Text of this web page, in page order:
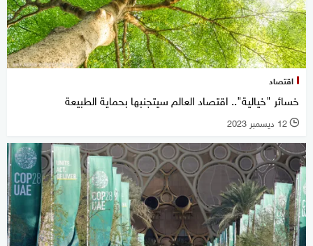
اقتصاد
خسائر "خيالية".. اقتصاد العالم سيتجنبها بحماية الطبيعة
l 12 ديسمبر 2023